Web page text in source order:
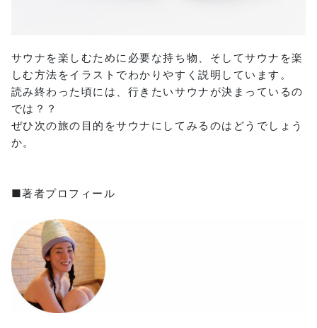
サウナを楽しむために必要な持ち物、そしてサウナを楽
しむ方法をイラストでわかりやすく説明しています。
読み終わった頃には、行きたいサウナが決まっているの
では？？
ぜひ次の旅の目的をサウナにしてみるのはどうでしょう
か。
■著者プロフィール